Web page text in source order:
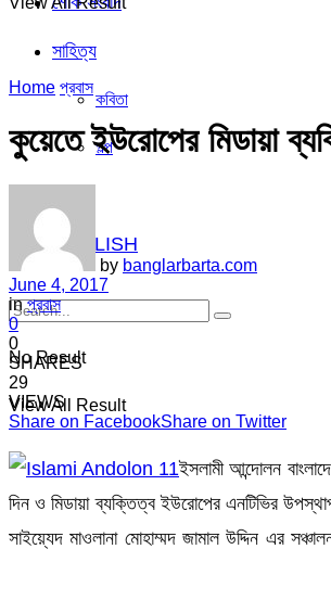
সাহিত্য
কবিতা
গল্প
ENGLISH
No Result
View All Result
Home প্রবাস
কুয়েতে ইউরোপের মিডায়া
by banglarbarta.com
June 4, 2017
in প্রবাস
0
0
SHARES
29
VIEWS
Share on FacebookShare on Twitter
ইসলামী আন্দোলন
দিন ও মিডায়া ব্যক্তিত্ব ইউরোপের এনটিভির
সাইয়্যেদ মাওলানা মোহাম্মদ জামাল উদ্দিন এর